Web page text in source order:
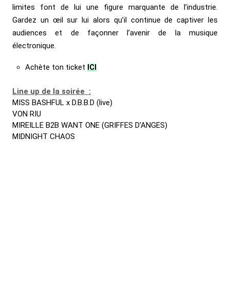
limites font de lui une figure marquante de l’industrie.
Gardez un œil sur lui alors qu’il continue de captiver les
audiences et de façonner l’avenir de la musique
électronique.
Achète ton ticket ICI
Line up de la soirée :
MISS BASHFUL x D.B.B.D (live)
VON RIU
MIREILLE B2B WANT ONE (GRIFFES D’ANGES)
MIDNIGHT CHAOS